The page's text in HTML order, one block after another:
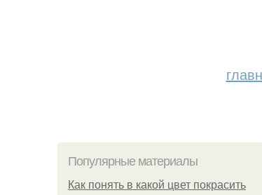
Популярные материалы
Как понять в какой цвет покрасить